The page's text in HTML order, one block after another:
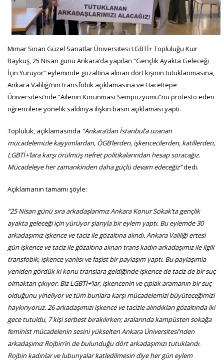
Mimar Sinan Güzel Sanatlar Üniversitesi LGBTİ+ Topluluğu Kuir
Baykuş, 25 Nisan günü Ankara’da yapılan “Gençlik Ayakta Geleceği
İçin Yürüyor” eyleminde gözaltına alınan dört kişinin tutuklanmasına,
Ankara Valiliği’nin transfobik açıklamasına ve Hacettepe
Üniversitesi’nde “Ailenin Korunması Sempozyumu”nu protesto eden
öğrencilere yönelik saldırıya ilişkin basın açıklaması yaptı.
Topluluk, açıklamasında “Ankara’dan İstanbul’a uzanan
mücadelemizle kayyımlardan, ÖGB’lerden, işkencecilerden, katillerden,
LGBTİ+’lara karşı örülmüş nefret politikalarından hesap soracağız.
Mücadeleye her zamankinden daha güçlü devam edeceğiz”dedi.
Açıklamanın tamamı şöyle:
“25 Nisan günü sıra arkadaşlarımız Ankara Konur Sokak’ta gençlik
ayakta geleceği için yürüyor şiarıyla bir eylem yaptı. Bu eylemde 30
arkadaşımız işkence ve taciz ile gözaltına alındı. Ankara Valiliği ertesi
gün işkence ve taciz ile gözaltına alınan trans kadın arkadaşımız ile ilgili
transfobik, işkence yanlısı ve faşist bir paylaşım yaptı. Bu paylaşımla
yeniden gördük ki konu translara geldiğinde işkence de taciz de bir suç
olmaktan çıkıyor. Biz LGBTİ+’lar, işkencenin ve çıplak aramanın bir suç
olduğunu yineliyor ve tüm bunlara karşı mücadelemizi büyüteceğimizi
haykırıyoruz. 26 arkadaşımızı işkence ve tacizle alındıkları gözaltında iki
gece tutuldu, 7 kişi serbest bırakılırken; aralarında kampüsten sokağa
feminist mücadelenin sesini yükselten Ankara Üniversitesi’nden
arkadaşımız Rojbin’in de bulunduğu dört arkadaşımızı tutuklandı.
Rojbin kadınlar ve lubunyalar katledilmesin diye her gün eylem